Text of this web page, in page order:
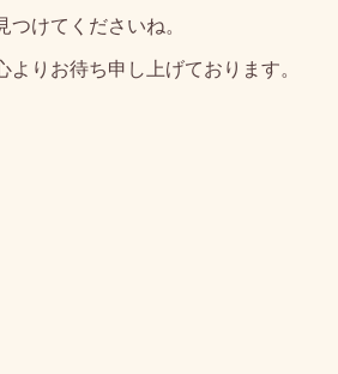
けてくださいね。
りお待ち申し上げております。